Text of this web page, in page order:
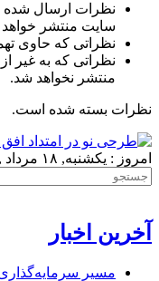
نظرات ارسال شده
سایت منتشر
نظراتی که حاوی
نظراتی که به غیر
منتشر نخواهد شد.
نظرات بسته شده است.
امروز : یکشنبه, ۱۸ مرداد , ۱۴۰۵
آخرین اخبار
مسیر